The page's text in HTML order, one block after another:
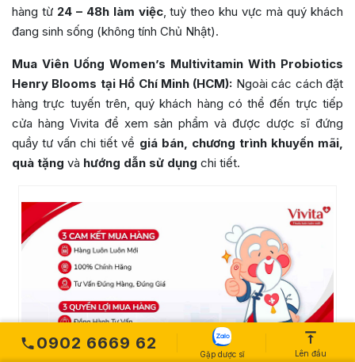
hàng từ 24 – 48h làm việc, tuỳ theo khu vực mà quý khách
đang sinh sống (không tính Chủ Nhật).
Mua Viên Uống Women’s Multivitamin With Probiotics
Henry Blooms tại Hồ Chí Minh (HCM): Ngoài các cách đặt
hàng trực tuyến trên, quý khách hàng có thể đến trực tiếp
cửa hàng Vivita để xem sản phẩm và được dược sĩ đứng
quầy tư vấn chi tiết về giá bán, chương trình khuyến mãi,
quà tặng và hướng dẫn sử dụng chi tiết.
0902 6669 62
Gặp dược sĩ Lên đầu